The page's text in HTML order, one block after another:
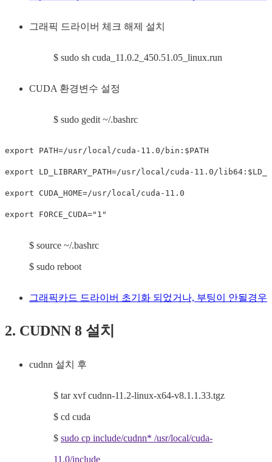
그래픽 드라이버 체크 해제 설치
$ sudo sh cuda_11.0.2_450.51.05_linux.run
CUDA 환경변수 설정
$ sudo gedit ~/.bashrc
export PATH=/usr/local/cuda-11.0/bin:$PATH
export LD_LIBRARY_PATH=/usr/local/cuda-11.0/
export CUDA_HOME=/usr/local/cuda-11.0
export FORCE_CUDA="1"
$ source ~/.bashrc
$ sudo reboot
그래픽카드 드라이버 초기화 되었거나, 부팅이 안될경우
2. CUDNN 8 설치
cudnn 설치 후
$ tar xvf cudnn-11.2-linux-x64-v8.1.1.33.tgz
$ cd cuda
$ sudo cp include/cudnn* /usr/local/cuda-
11.0/include